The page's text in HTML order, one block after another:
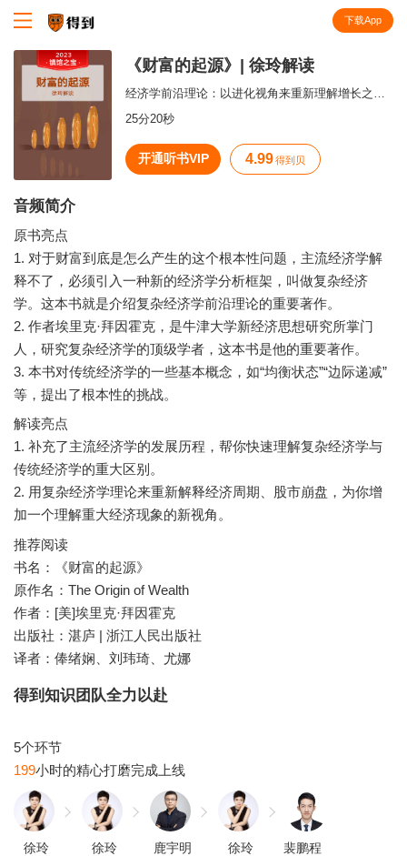
下载App
《财富的起源》| 徐玲解读
经济学前沿理论：以进化视角来重新理解增长之谜。
25分20秒
开通听书VIP 4.99 得到贝
音频简介
原书亮点
1. 对于财富到底是怎么产生的这个根本性问题，主流经济学解
释不了，必须引入一种新的经济学分析框架，叫做复杂经济
学。这本书就是介绍复杂经济学前沿理论的重要著作。
2. 作者埃里克·拜因霍克，是牛津大学新经济思想研究所掌门
人，研究复杂经济学的顶级学者，这本书是他的重要著作。
3. 本书对传统经济学的一些基本概念，如“均衡状态”“边际递减”
解读亮点
1. 补充了主流经济学的发展历程，帮你快速理解复杂经济学与
传统经济学的重大区别。
2. 用复杂经济学理论来重新解释经济周期、股市崩盘，为你增
推荐阅读
书名：《财富的起源》
原作名：The Origin of Wealth
作者：[美]埃里克·拜因霍克
出版社：湛庐 | 浙江人民出版社
译者：俸绪娴、刘玮琦、尤娜
得到知识团队全力以赴
199
徐玲 徐玲 鹿宇明 徐玲 裴鹏程